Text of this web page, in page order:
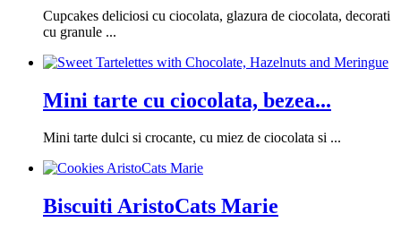
Cupcakes deliciosi cu ciocolata, glazura de ciocolata, decorati
cu granule ...
Mini tarte cu ciocolata, bezea...
Mini tarte dulci si crocante, cu miez de ciocolata si ...
Biscuiti AristoCats Marie